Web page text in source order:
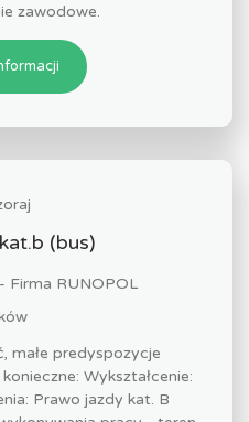
zawodowe.
(bus)
Firma RUNOPOL
małe predyspozycje
Wykształcenie:
Prawo jazdy kat. B